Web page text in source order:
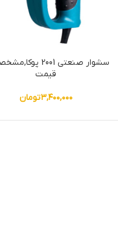
سشوار صنعتی 2001
قیمت
۳,۴۰۰,۰۰۰تومان